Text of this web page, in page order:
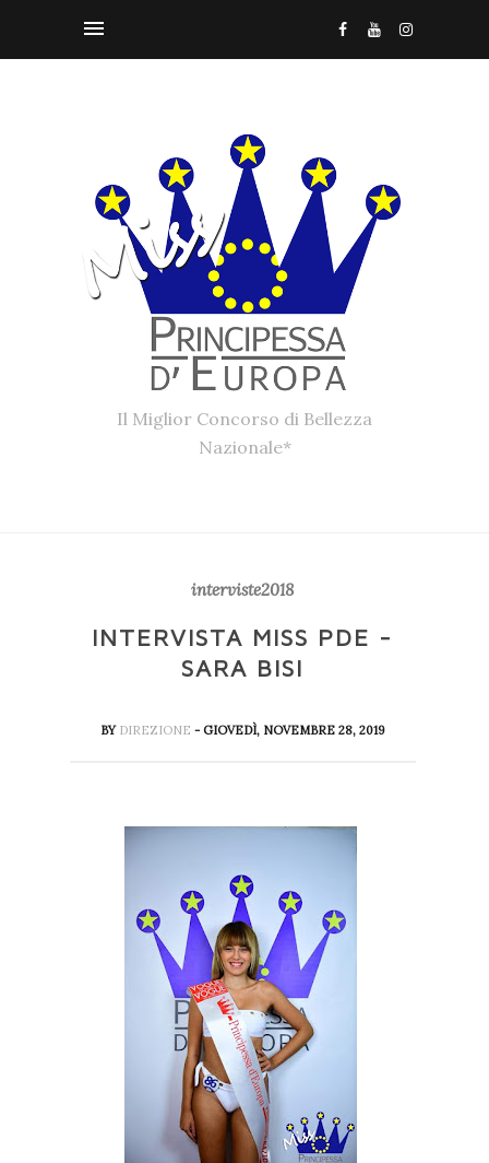
Il Miglior Concorso di Bellezza
Nazionale*
interviste2018
INTERVISTA MISS PDE -
SARA BISI
BY DIREZIONE - GIOVEDÌ, NOVEMBRE 28, 2019